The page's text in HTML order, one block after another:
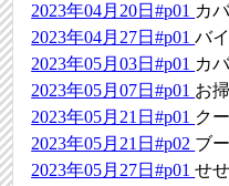
2023年04月20日#p01 カ
2023年04月27日#p01バ
2023年05月03日#p01 カ
2023年05月07日#p01 お
2023年05月21日#p01 ク
2023年05月21日#p02 ブ
2023年05月27日#p01せ